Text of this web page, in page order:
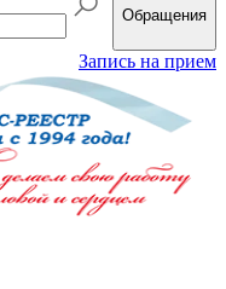
Обращения
Запись на прием